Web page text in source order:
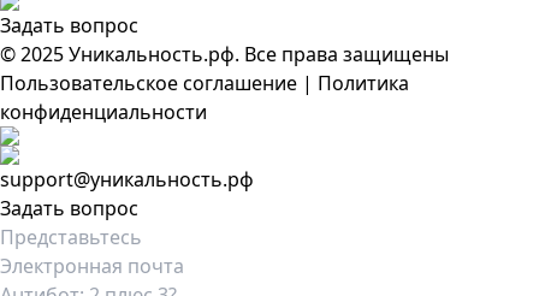
Задать вопрос
© 2025 Уникальность.рф. Все права защищены
Пользовательское соглашение | Политика
конфиденциальности
support@уникальность.рф
Задать вопрос